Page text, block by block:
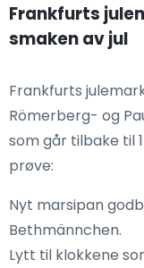
Frankfurts
smaken av jul
Frankfurts
Römerberg- og
som går tilbake til
prøve:
Nyt marsipan
Bethmännchen.
Lytt til klokkene